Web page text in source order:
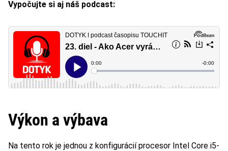
Vypočujte si aj náš podcast:
Výkon a výbava
Na tento rok je jednou z konfigurácií procesor Intel Core i5-